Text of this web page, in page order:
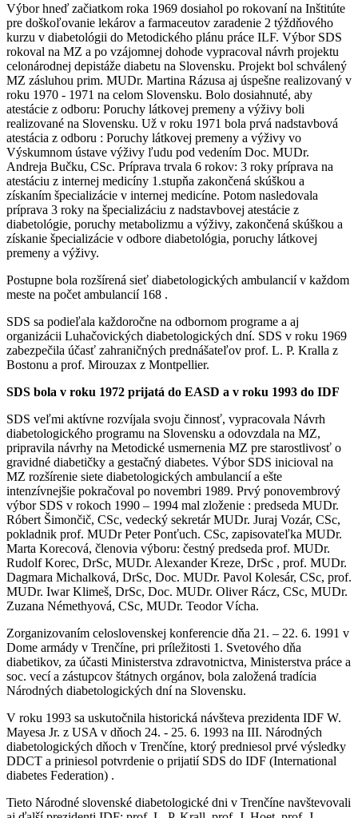
Výbor hneď začiatkom roka 1969 dosiahol po rokovaní na Inštitúte
pre doškoľovanie lekárov a farmaceutov zaradenie 2 týždňového
kurzu v diabetológii do Metodického plánu práce ILF. Výbor SDS
rokoval na MZ a po vzájomnej dohode vypracoval návrh projektu
celonárodnej depistáže diabetu na Slovensku. Projekt bol schválený
MZ zásluhou prim. MUDr. Martina Rázusa aj úspešne realizovaný v
roku 1970 - 1971 na celom Slovensku. Bolo dosiahnuté, aby
atestácie z odboru: Poruchy látkovej premeny a výživy boli
realizované na Slovensku. Už v roku 1971 bola prvá nadstavbová
atestácia z odboru : Poruchy látkovej premeny a výživy vo
Výskumnom ústave výživy ľudu pod vedením Doc. MUDr.
Andreja Bučku, CSc. Príprava trvala 6 rokov: 3 roky príprava na
atestáciu z internej medicíny 1.stupňa zakončená skúškou a
získaním špecializácie v internej medicíne. Potom nasledovala
príprava 3 roky na špecializáciu z nadstavbovej atestácie z
diabetológie, poruchy metabolizmu a výživy, zakončená skúškou a
získanie špecializácie v odbore diabetológia, poruchy látkovej
premeny a výživy.
Postupne bola rozšírená sieť diabetologických ambulancií v každom
meste na počet ambulancií 168 .
SDS sa podieľala každoročne na odbornom programe a aj
organizácii Luhačovických diabetologických dní. SDS v roku 1969
zabezpečila účasť zahraničných prednášateľov prof. L. P. Kralla z
Bostonu a prof. Mirouzax z Montpellier.
SDS bola v roku 1972 prijatá do EASD a v roku 1993 do IDF
SDS veľmi aktívne rozvíjala svoju činnosť, vypracovala Návrh
diabetologického programu na Slovensku a odovzdala na MZ,
pripravila návrhy na Metodické usmernenia MZ pre starostlivosť o
gravidné diabetičky a gestačný diabetes. Výbor SDS inicioval na
MZ rozšírenie siete diabetologických ambulancií a ešte
intenzívnejšie pokračoval po novembri 1989. Prvý ponovembrový
výbor SDS v rokoch 1990 – 1994 mal zloženie : predseda MUDr.
Róbert Šimončič, CSc, vedecký sekretár MUDr. Juraj Vozár, CSc,
pokladnik prof. MUDr Peter Ponťuch. CSc, zapisovateľka MUDr.
Marta Korecová, členovia výboru: čestný predseda prof. MUDr.
Rudolf Korec, DrSc, MUDr. Alexander Kreze, DrSc , prof. MUDr.
Dagmara Michalková, DrSc, Doc. MUDr. Pavol Kolesár, CSc, prof.
MUDr. Iwar Klimeš, DrSc, Doc. MUDr. Oliver Rácz, CSc, MUDr.
Zuzana Némethyová, CSc, MUDr. Teodor Vícha.
Zorganizovaním celoslovenskej konferencie dňa 21. – 22. 6. 1991 v
Dome armády v Trenčíne, pri príležitosti 1. Svetového dňa
diabetikov, za účasti Ministerstva zdravotnictva, Ministerstva práce a
soc. vecí a zástupcov štátnych orgánov, bola založená tradícia
Národných diabetologických dní na Slovensku.
V roku 1993 sa uskutočnila historická návšteva prezidenta IDF W.
Mayesa Jr. z USA v dňoch 24. - 25. 6. 1993 na III. Národných
diabetologických dňoch v Trenčíne, ktorý predniesol prvé výsledky
DDCT a priniesol potvrdenie o prijatií SDS do IDF (International
diabetes Federation) .
Tieto Národné slovenské diabetologické dni v Trenčíne navštevovali